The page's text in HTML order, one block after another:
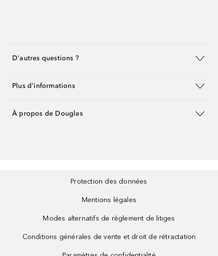
D'autres questions ?
Plus d'informations
À propos de Douglas
Protection des données
Mentions légales
Modes alternatifs de règlement de litiges
Conditions générales de vente et droit de rétractation